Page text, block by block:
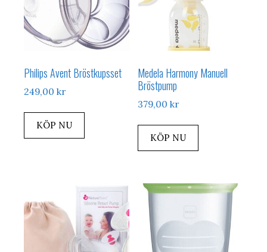
Philips Avent Bröstkupsset
249,00 kr
KÖP NU
Medela Harmony Manuell
Bröstpump
379,00kr
KÖP NU